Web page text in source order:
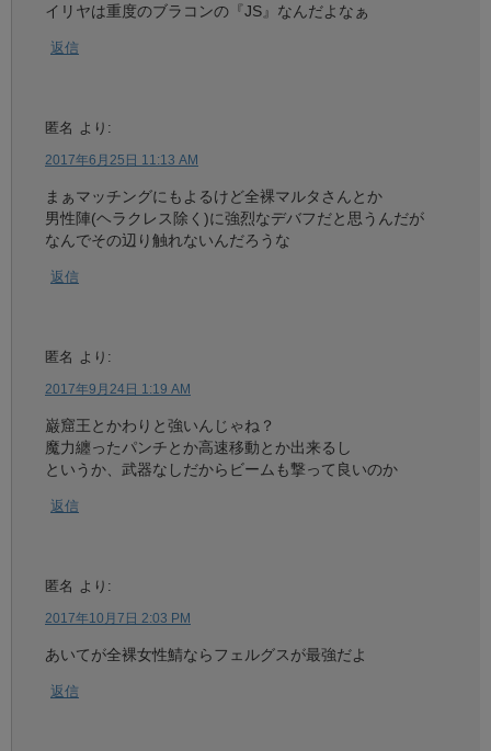
イリヤは重度のブラコンの『JS』なんだよなぁ
返信
匿名 より:
2017年6月25日 11:13 AM
まぁマッチングにもよるけど全裸マルタさんとか
男性陣(ヘラクレス除く)に強烈なデバフだと思うんだが
なんでその辺り触れないんだろうな
返信
匿名 より:
2017年9月24日 1:19 AM
巌窟王とかわりと強いんじゃね？
魔力纏ったパンチとか高速移動とか出来るし
というか、武器なしだからビームも撃って良いのか
返信
匿名 より:
2017年10月7日 2:03 PM
あいてが全裸女性鯖ならフェルグスが最強だよ
返信